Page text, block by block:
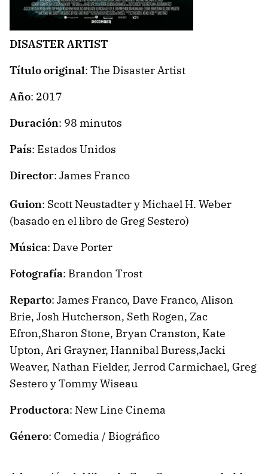
DISASTER ARTIST
Título original: The Disaster Artist
Año: 2017
Duración: 98 minutos
País: Estados Unidos
Director: James Franco
Guion: Scott Neustadter y Michael H. Weber
(basado en el libro de Greg Sestero)
Música: Dave Porter
Fotografía: Brandon Trost
Reparto: James Franco, Dave Franco, Alison
Brie, Josh Hutcherson, Seth Rogen, Zac
Efron,Sharon Stone, Bryan Cranston, Kate
Upton, Ari Grayner, Hannibal Buress,Jacki
Weaver, Nathan Fielder, Jerrod Carmichael, Greg
Sestero y Tommy Wiseau
Productora: New Line Cinema
Género: Comedia / Biográfico